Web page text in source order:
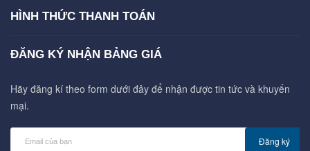
HÌNH THỨC THANH TOÁN
ĐĂNG KÝ NHẬN BẢNG GIÁ
Hãy đăng kí theo form dưới đây để nhận được tin tức và khuyến
mại.
Đăng ký